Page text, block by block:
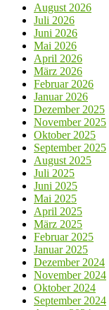
August 2026
Juli 2026
Juni 2026
Mai 2026
April 2026
März 2026
Februar 2026
Januar 2026
Dezember 2025
November 2025
Oktober 2025
September 2025
August 2025
Juli 2025
Juni 2025
Mai 2025
April 2025
März 2025
Februar 2025
Januar 2025
Dezember 2024
November 2024
Oktober 2024
September 2024